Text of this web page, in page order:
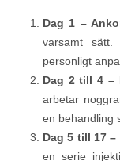
Dag 1 –
varsamt
personligt
Dag 2 till 4 –
arbetar
en behandling
Dag 5 till 17
en serie